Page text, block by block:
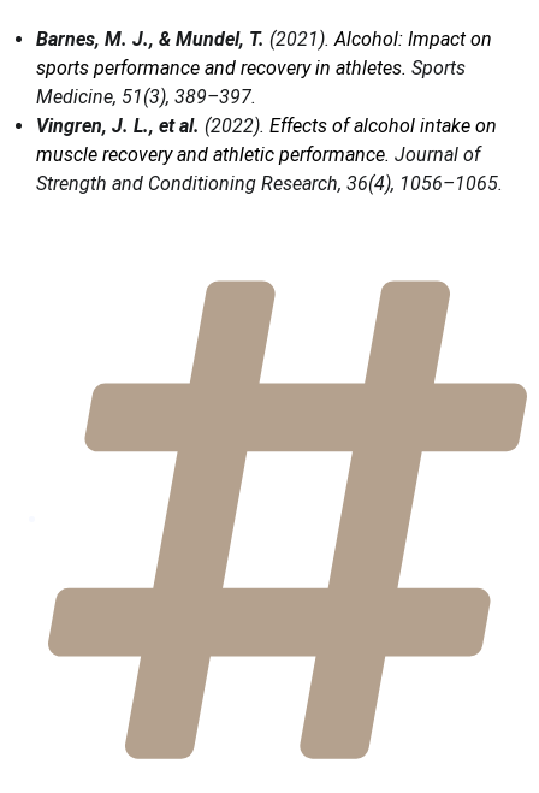
Barnes, M. J., & Mundel, T. (2021). Alcohol: Impact on
sports performance and recovery in athletes. Sports
Medicine, 51(3), 389–397.
Vingren, J. L., et al. (2022). Effects of alcohol intake on
muscle recovery and athletic performance. Journal of
Strength and Conditioning Research, 36(4), 1056–1065.